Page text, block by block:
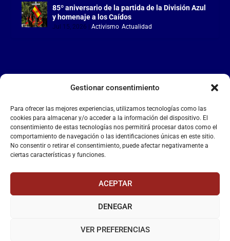
Gestionar consentimiento
Para ofrecer las mejores experiencias, utilizamos tecnologías como las
cookies para almacenar y/o acceder a la información del dispositivo. El
consentimiento de estas tecnologías nos permitirá procesar datos como el
comportamiento de navegación o las identificaciones únicas en este sitio.
No consentir o retirar el consentimiento, puede afectar negativamente a
ciertas características y funciones.
ACEPTAR
DENEGAR
VER PREFERENCIAS
85º aniversario de la partida de la División Azul
y homenaje a los Caídos
Jul 15, 2026 |Activismo,Actualidad
LA FALANGE
Reproductor
de
vídeo